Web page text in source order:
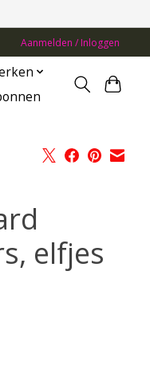
Aanmelden / Inloggen
elfjes